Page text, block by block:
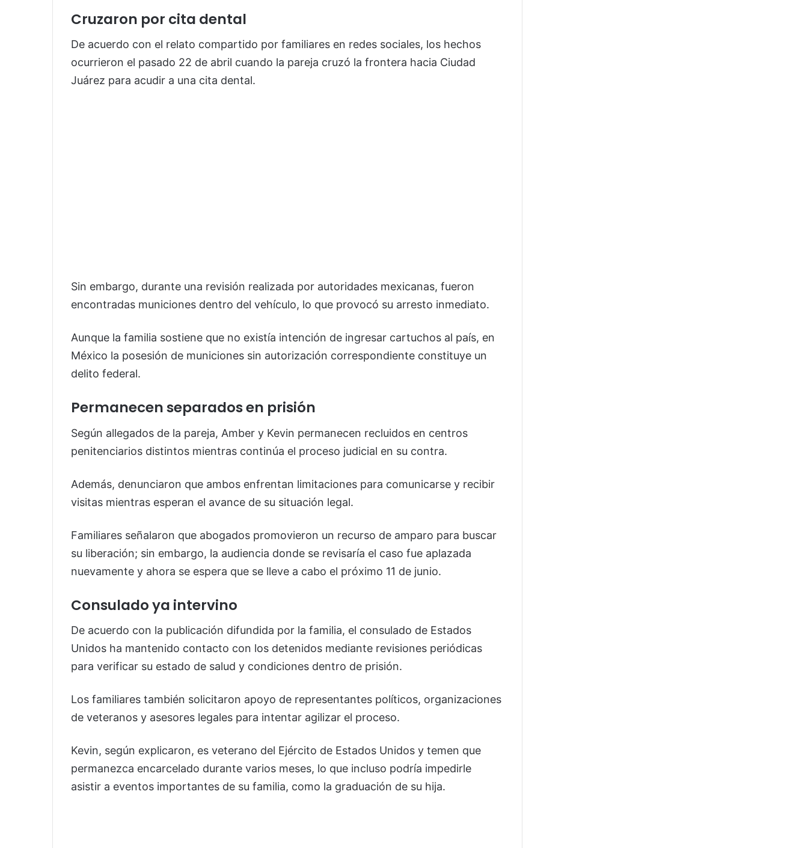
Cruzaron por cita dental
De acuerdo con el relato compartido por familiares en redes sociales, los hechos
ocurrieron el pasado 22 de abril cuando la pareja cruzó la frontera hacia Ciudad
Juárez para acudir a una cita dental.
Sin embargo, durante una revisión realizada por autoridades mexicanas, fueron
encontradas municiones dentro del vehículo, lo que provocó su arresto inmediato.
Aunque la familia sostiene que no existía intención de ingresar cartuchos al país, en
México la posesión de municiones sin autorización correspondiente constituye un
delito federal.
Permanecen separados en prisión
Según allegados de la pareja, Amber y Kevin permanecen recluidos en centros
penitenciarios distintos mientras continúa el proceso judicial en su contra.
Además, denunciaron que ambos enfrentan limitaciones para comunicarse y recibir
visitas mientras esperan el avance de su situación legal.
Familiares señalaron que abogados promovieron un recurso de amparo para buscar
su liberación; sin embargo, la audiencia donde se revisaría el caso fue aplazada
nuevamente y ahora se espera que se lleve a cabo el próximo 11 de junio.
Consulado ya intervino
De acuerdo con la publicación difundida por la familia, el consulado de Estados
Unidos ha mantenido contacto con los detenidos mediante revisiones periódicas
para verificar su estado de salud y condiciones dentro de prisión.
Los familiares también solicitaron apoyo de representantes políticos, organizaciones
de veteranos y asesores legales para intentar agilizar el proceso.
Kevin, según explicaron, es veterano del Ejército de Estados Unidos y temen que
permanezca encarcelado durante varios meses, lo que incluso podría impedirle
asistir a eventos importantes de su familia, como la graduación de su hija.